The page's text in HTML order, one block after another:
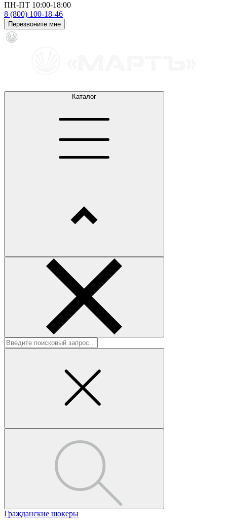
ПН-ПТ 10:00-18:00
8 (800) 100-18-46
Перезвоните мне
Каталог
Гражданские шокеры